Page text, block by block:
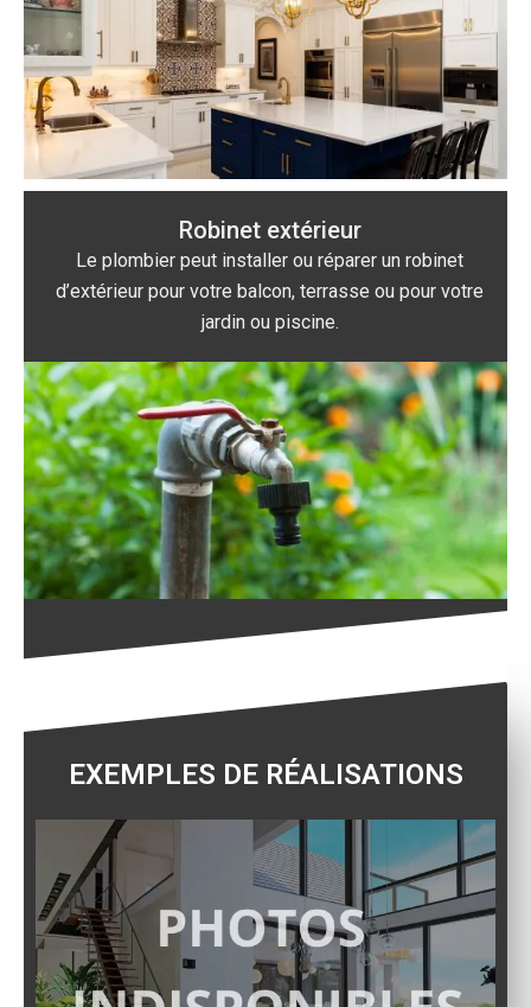
Robinet extérieur
Le plombier peut installer ou réparer un robinet
d’extérieur pour votre balcon, terrasse ou pour votre
jardin ou piscine.
EXEMPLES DE RÉALISATIONS